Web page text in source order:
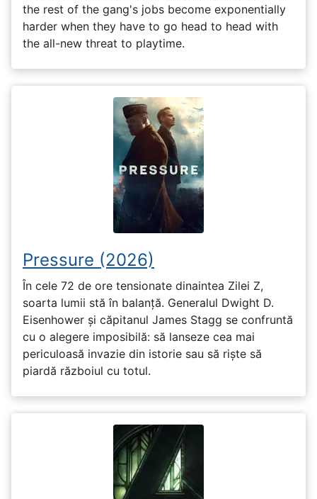
the rest of the gang's jobs become exponentially
harder when they have to go head to head with
the all-new threat to playtime.
Pressure (2026)
În cele 72 de ore tensionate dinaintea Zilei Z,
soarta lumii stă în balanță. Generalul Dwight D.
Eisenhower și căpitanul James Stagg se confruntă
cu o alegere imposibilă: să lanseze cea mai
periculoasă invazie din istorie sau să riște să
piardă războiul cu totul.